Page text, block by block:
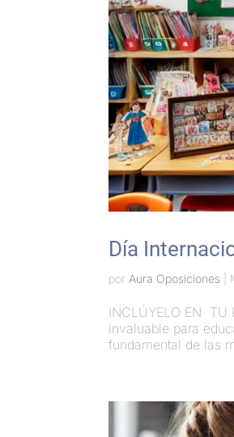
Día
por Aura Oposiciones
INCLÚYELO EN TU
invaluable para
fundamental de las